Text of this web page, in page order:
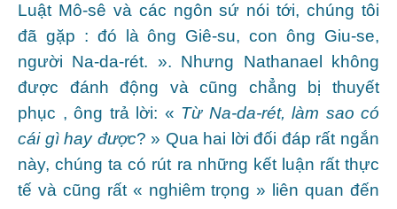
Luật Mô-sê và các ngôn sứ nói tới, chúng tôi
đã gặp : đó là ông Giê-su, con ông Giu-se,
người Na-da-rét. ». Nhưng Nathanael không
được đánh động và cũng chẳng bị thuyết
phục , ông trả lời: « Từ Na-da-rét, làm sao có
cái gì hay được? » Qua hai lời đối đáp rất ngắn
này, chúng ta có rút ra những kết luận rất thực
tế và cũng rất « nghiêm trọng » liên quan đến